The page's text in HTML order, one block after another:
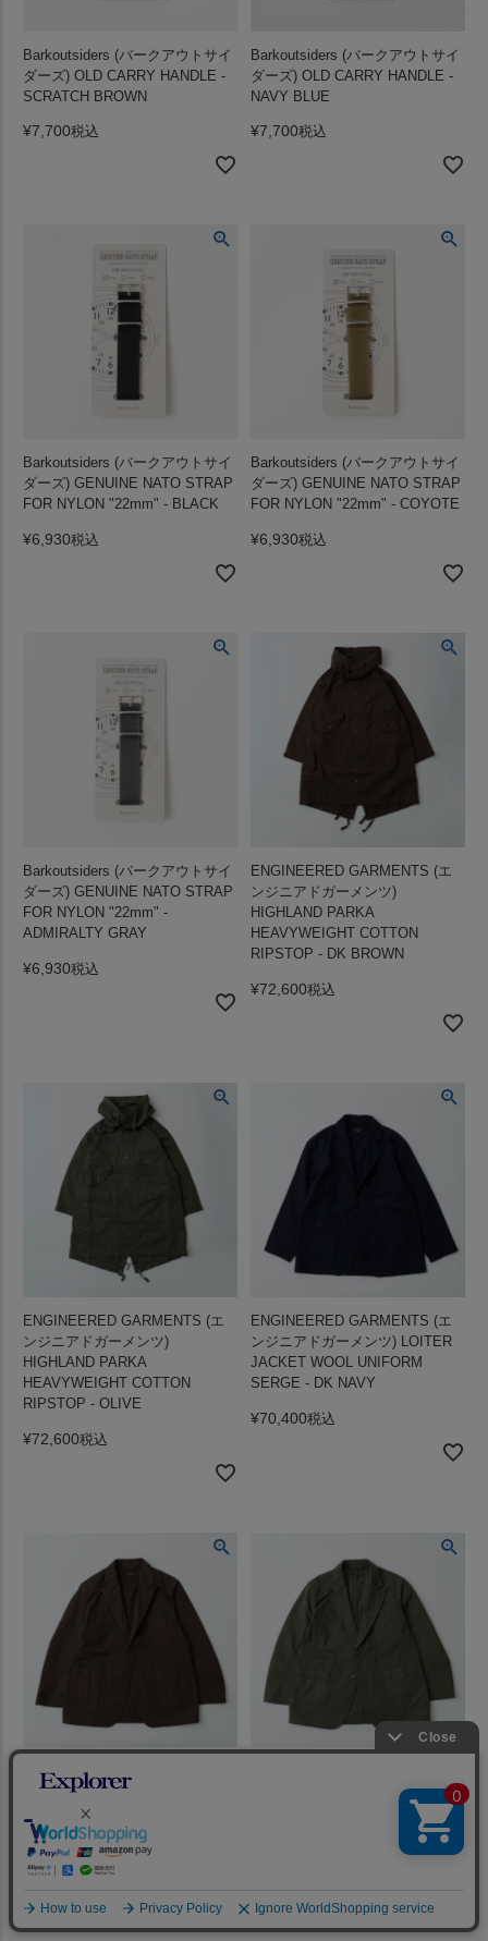
Barkoutsiders (バークアウトサイ
ダーズ) OLD CARRY HANDLE -
SCRATCH BROWN
¥7,700税込
Barkoutsiders (バークアウトサイ
ダーズ) OLD CARRY HANDLE -
NAVY BLUE
¥7,700税込
Barkoutsiders (バークアウトサイ
ダーズ) GENUINE NATO STRAP
FOR NYLON "22mm" - BLACK
¥6,930税込
Barkoutsiders (バークアウトサイ
ダーズ) GENUINE NATO STRAP
FOR NYLON "22mm" - COYOTE
¥6,930税込
Barkoutsiders (バークアウトサイ
ダーズ) GENUINE NATO STRAP
FOR NYLON "22mm" -
ADMIRALTY GRAY
¥6,930税込
ENGINEERED GARMENTS (エ
ンジニアドガーメンツ)
HIGHLAND PARKA
HEAVYWEIGHT COTTON
RIPSTOP - DK BROWN
¥72,600税込
ENGINEERED GARMENTS (エ
ンジニアドガーメンツ)
HIGHLAND PARKA
HEAVYWEIGHT COTTON
RIPSTOP - OLIVE
¥72,600税込
ENGINEERED GARMENTS (エ
ンジニアドガーメンツ) LOITER
JACKET WOOL UNIFORM
SERGE - DK NAVY
¥70,400税込
ENGINEERED GARMENTS (エ
ンジニアドガーメンツ)
BEDFORD JACKET
HEAVYWEIGHT COTTTON
RIPSTOP - DK BROWN
HEAVYWEIGHT COTTTON